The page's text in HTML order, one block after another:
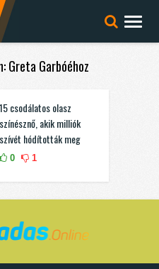
Greta Garbóéhoz
15 csodálatos olasz
színésznő, akik milliók
szívét hódították meg
0 1